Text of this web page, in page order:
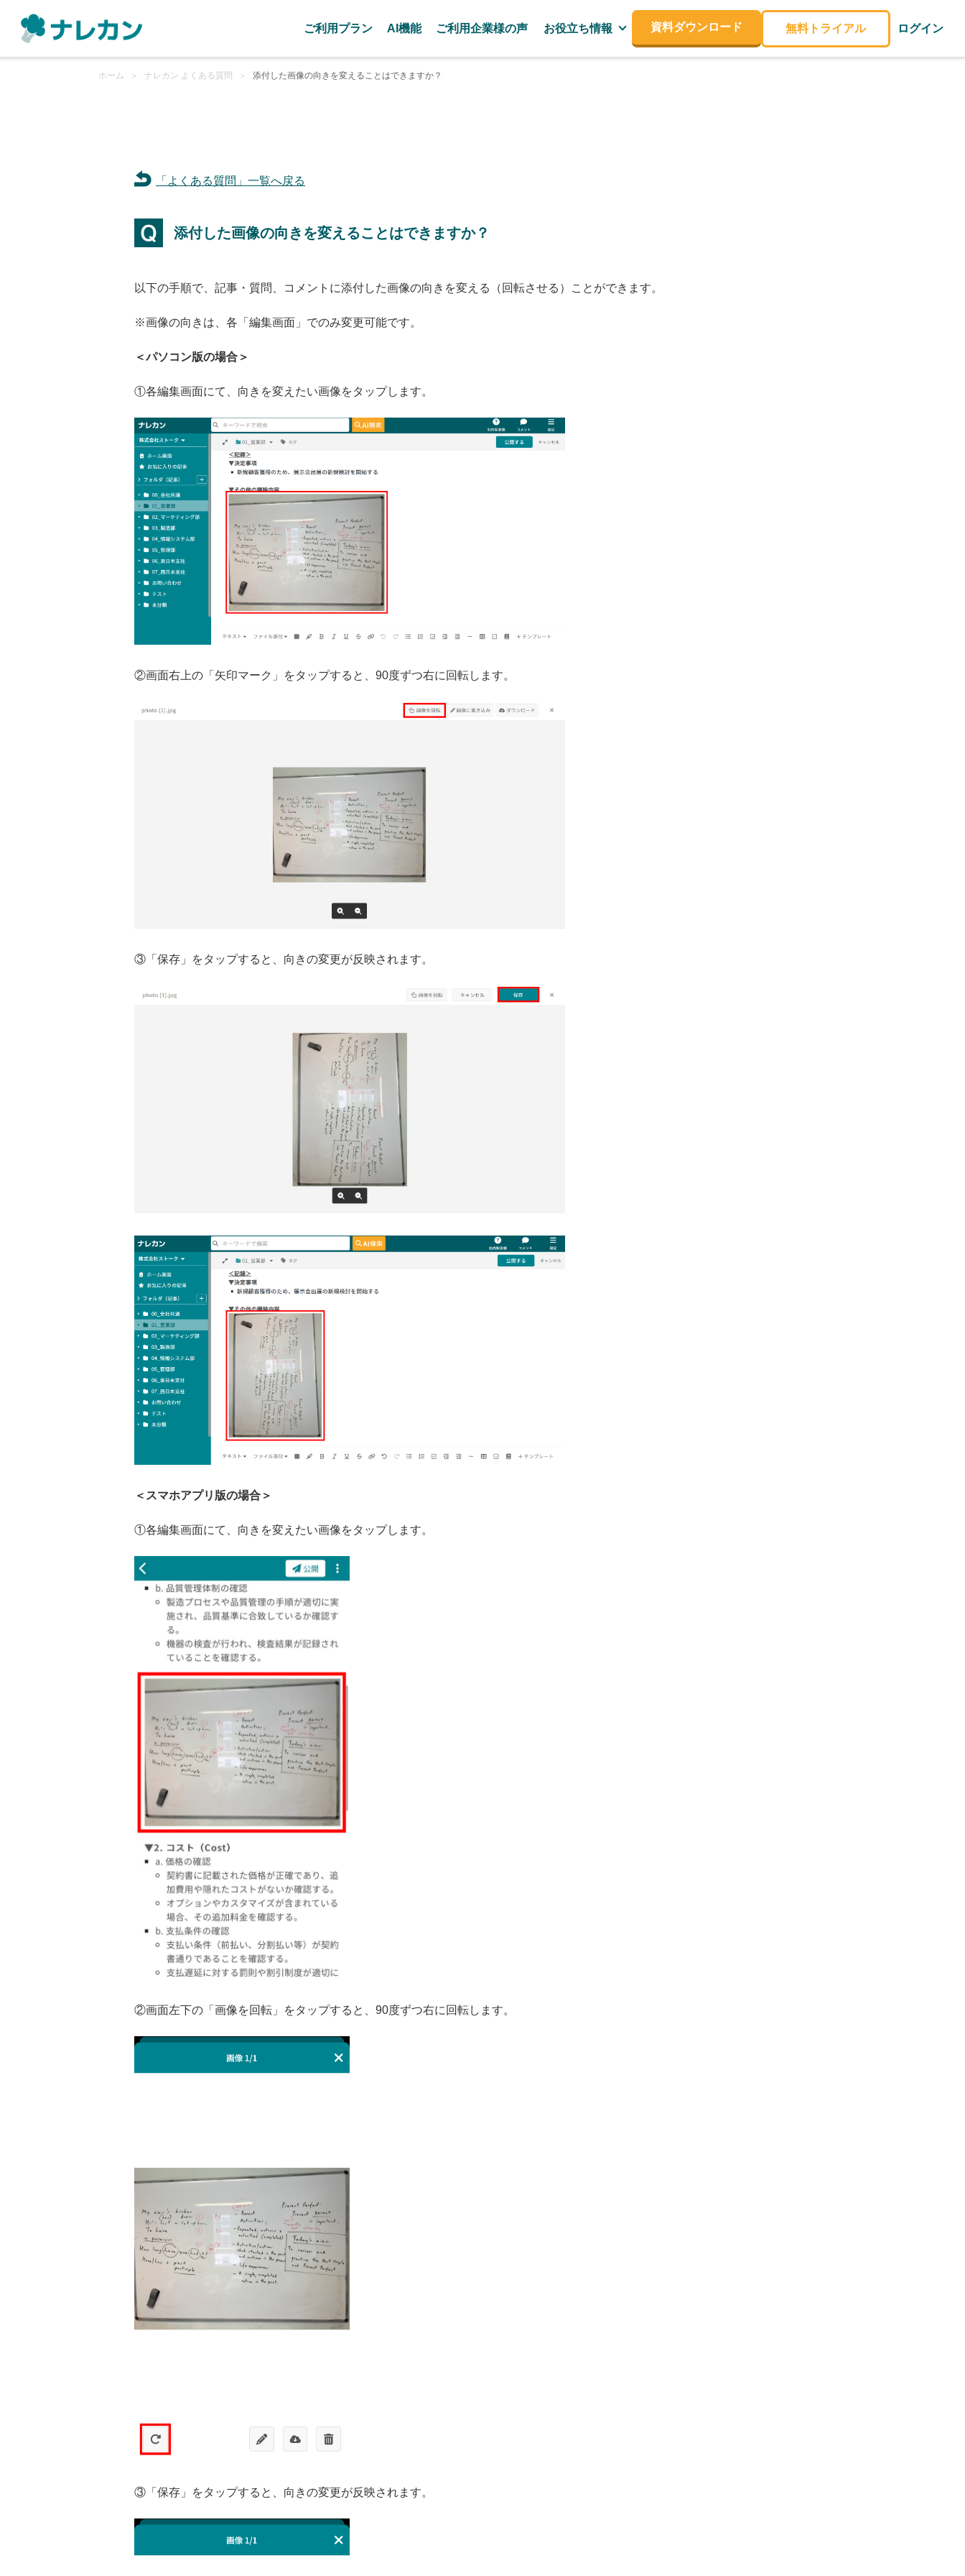
ご利用プラン AI機能 ご利用企業様の声 お役立ち情報 資料ダウンロード 無料トライアル ログイン
ホーム ＞ ナレカン よくある質問 ＞ 添付した画像の向きを変えることはできますか？
「よくある質問」一覧へ戻る
添付した画像の向きを変えることはできますか？
以下の手順で、記事・質問、コメントに添付した画像の向きを変える（回転させる）ことができます。
※画像の向きは、各「編集画面」でのみ変更可能です。
＜パソコン版の場合＞
①各編集画面にて、向きを変えたい画像をタップします。
②画面右上の「矢印マーク」をタップすると、90度ずつ右に回転します。
③「保存」をタップすると、向きの変更が反映されます。
＜スマホアプリ版の場合＞
①各編集画面にて、向きを変えたい画像をタップします。
②画面左下の「画像を回転」をタップすると、90度ずつ右に回転します。
③「保存」をタップすると、向きの変更が反映されます。